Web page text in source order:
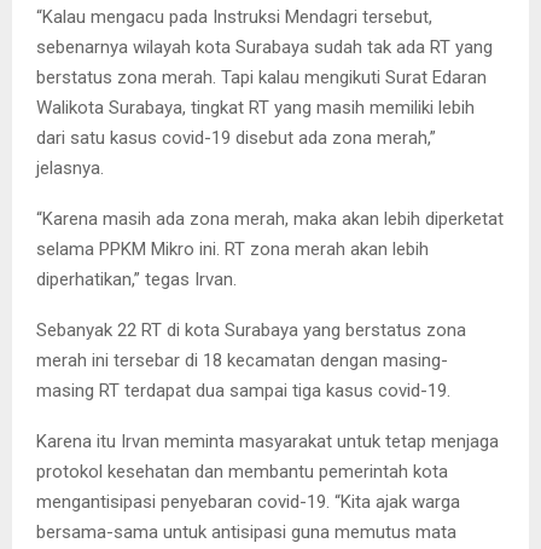
“Kalau mengacu pada Instruksi Mendagri tersebut,
sebenarnya wilayah kota Surabaya sudah tak ada RT yang
berstatus zona merah. Tapi kalau mengikuti Surat Edaran
Walikota Surabaya, tingkat RT yang masih memiliki lebih
dari satu kasus covid-19 disebut ada zona merah,”
jelasnya.
“Karena masih ada zona merah, maka akan lebih diperketat
selama PPKM Mikro ini. RT zona merah akan lebih
diperhatikan,” tegas Irvan.
Sebanyak 22 RT di kota Surabaya yang berstatus zona
merah ini tersebar di 18 kecamatan dengan masing-
masing RT terdapat dua sampai tiga kasus covid-19.
Karena itu Irvan meminta masyarakat untuk tetap menjaga
protokol kesehatan dan membantu pemerintah kota
mengantisipasi penyebaran covid-19. “Kita ajak warga
bersama-sama untuk antisipasi guna memutus mata